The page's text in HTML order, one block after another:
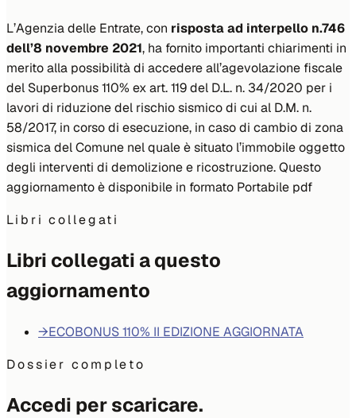
L’Agenzia delle Entrate, con risposta ad interpello n.746
dell’8 novembre 2021, ha fornito importanti chiarimenti in
merito alla possibilità di accedere all’agevolazione fiscale
del Superbonus 110% ex art. 119 del D.L. n. 34/2020 per i
lavori di riduzione del rischio sismico di cui al D.M. n.
58/2017, in corso di esecuzione, in caso di cambio di zona
sismica del Comune nel quale è situato l’immobile oggetto
degli interventi di demolizione e ricostruzione. Questo
aggiornamento è disponibile in formato Portabile pdf
Libri collegati
Libri collegati a questo
aggiornamento
→ECOBONUS 110% II EDIZIONE AGGIORNATA
Dossier completo
Accedi per scaricare.